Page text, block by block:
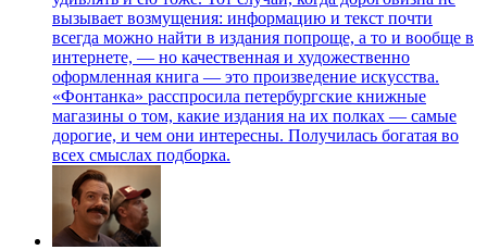
вызывает возмущения: информацию и текст почти
всегда можно найти в издания попроще, а то и вообще в
интернете, — но качественная и художественно
оформленная книга — это произведение искусства.
«Фонтанка» расспросила петербургские книжные
магазины о том, какие издания на их полках — самые
дорогие, и чем они интересны. Получилась богатая во
всех смыслах подборка.